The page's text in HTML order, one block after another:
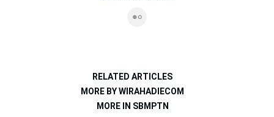
RELATED ARTICLES
MORE BY WIRAHADIECOM
MORE IN SBMPTN